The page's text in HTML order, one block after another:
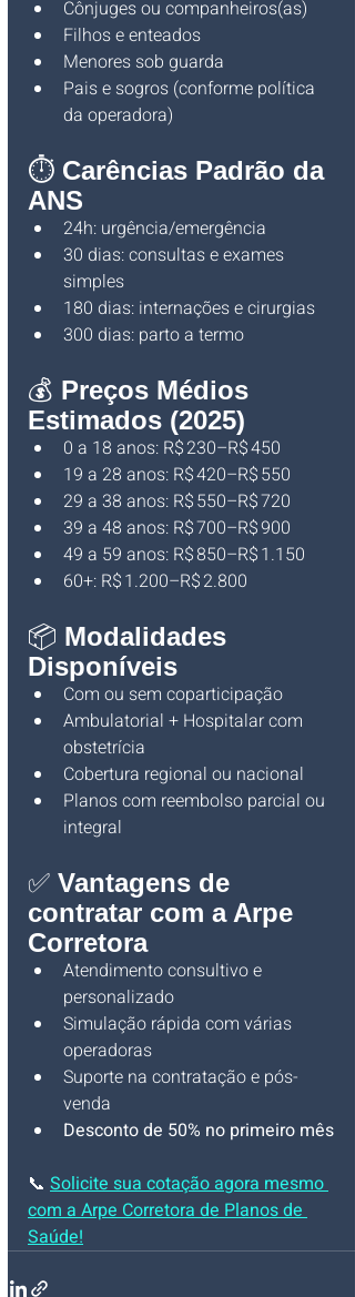
Cônjuges ou companheiros(as)
Filhos e enteados
Menores sob guarda
Pais e sogros (conforme política
da operadora)
⏱️ Carências Padrão da
ANS
24h: urgência/emergência
30 dias: consultas e exames
simples
180 dias: internações e cirurgias
300 dias: parto a termo
💰 Preços Médios
Estimados (2025)
0 a 18 anos: R$ 230–R$ 450
19 a 28 anos: R$ 420–R$ 550
29 a 38 anos: R$ 550–R$ 720
39 a 48 anos: R$ 700–R$ 900
49 a 59 anos: R$ 850–R$ 1.150
60+: R$ 1.200–R$ 2.800
📦 Modalidades
Disponíveis
Com ou sem coparticipação
Ambulatorial + Hospitalar com
obstetrícia
Cobertura regional ou nacional
Planos com reembolso parcial ou
integral
✅ Vantagens de
contratar com a Arpe
Corretora
Atendimento consultivo e
personalizado
Simulação rápida com várias
operadoras
Suporte na contratação e pós-
venda
Desconto de 50% no primeiro mês
📞 Solicite sua cotação agora mesmo
com a Arpe Corretora de Planos de
Saúde!